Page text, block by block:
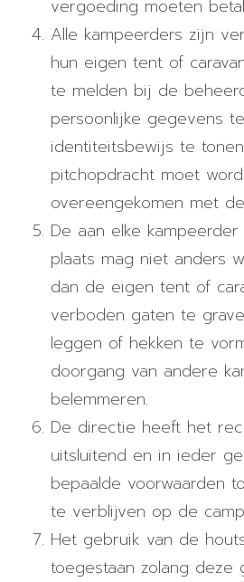
vergoeding moeten
Alle kampeerders zijn
hun eigen tent of
te melden bij de
persoonlijke gegevens
identiteitsbewijs te
pitchopdracht moet
overeengekomen met
De aan elke
plaats mag niet anders
dan de eigen tent of
verboden gaten te
leggen of hekken te
doorgang van andere
belemmeren.
De directie heeft het
uitsluitend en in ieder
bepaalde voorwaarden
te verblijven op de
Het gebruik van de
toegestaan ​​zolang deze